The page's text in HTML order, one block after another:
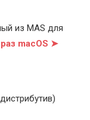
из MAS для
macOS ➤